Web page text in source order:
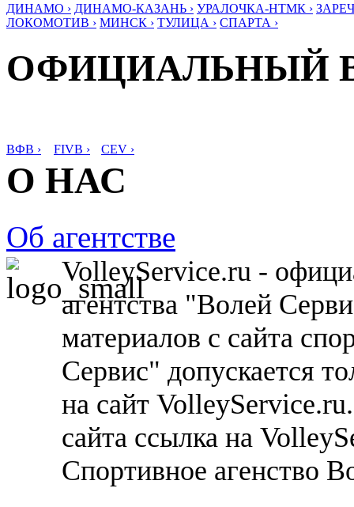
ДИНАМО › ДИНАМО-КАЗАНЬ › УРАЛОЧКА-НТМК ›
ЛОКОМОТИВ › МИНСК › ТУЛИЦА › СПАРТА ›
ОФИЦИАЛЬНЫЙ
ВФВ › FIVB › CEV ›
О НАС
Об агентстве
VolleyService.ru -
агентства "Волей
материалов с сайта
Сервис" допускается
на сайт
сайта ссылка на
Спортивное агенство